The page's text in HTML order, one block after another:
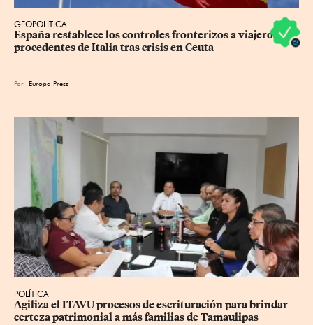
GEOPOLÍTICA
España restablece los controles fronterizos a viajeros
procedentes de Italia tras crisis en Ceuta
Por Europa Press
POLÍTICA
Agiliza el ITAVU procesos de escrituración para brindar
certeza patrimonial a más familias de Tamaulipas